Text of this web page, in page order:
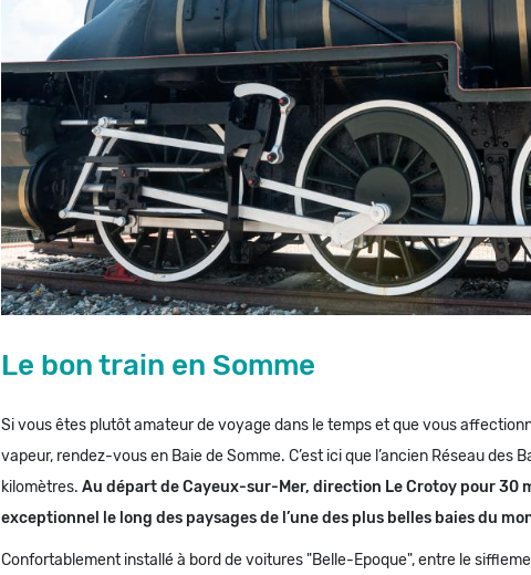
Le bon train en Somme
Si vous êtes plutôt amateur de voyage dans le temps et que vous
vapeur, rendez-vous en Baie de Somme. C’est ici que l’ancien Réseau des
kilomètres. Au départ de Cayeux-sur-Mer, direction Le Crotoy pour 30
exceptionnel le long des paysages de l’une des plus belles baies du
Confortablement installé à bord de voitures "Belle-Epoque", entre le